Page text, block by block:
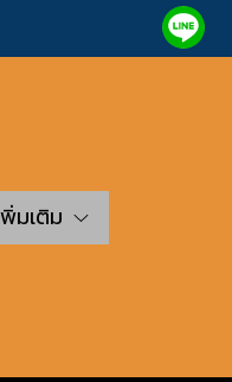
พิ่มเติม